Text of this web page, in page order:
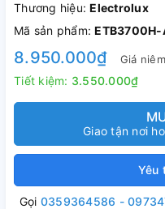
Thương hiệu:Electrolux
Mã sản phẩm:ETB3700H-
8.950.000₫ Giá
Tiết kiệm: 3.550.000₫
Giao tận nơi
Yêu
Gọi 0359364586 -